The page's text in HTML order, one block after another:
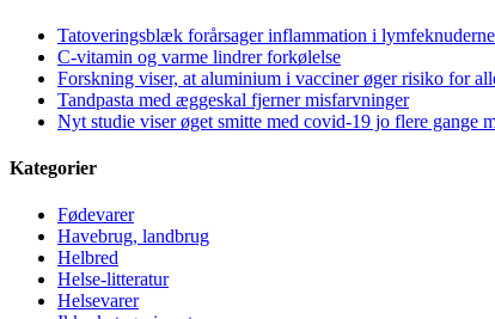
Tatoveringsblæk forårsager inflammation i lymfeknuderne
C-vitamin og varme lindrer forkølelse
Forskning viser, at aluminium i vacciner øger risiko for
Tandpasta med æggeskal fjerner misfarvninger
Nyt studie viser øget smitte med covid-19 jo flere gange
Kategorier
Fødevarer
Havebrug, landbrug
Helbred
Helse-litteratur
Helsevarer